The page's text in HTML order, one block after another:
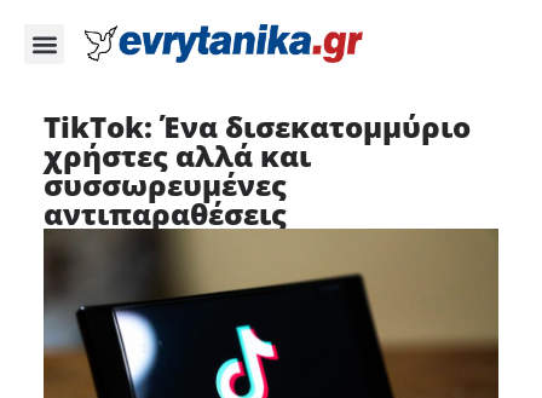
TikTok: Ένα δισεκατομμύριο
χρήστες αλλά και
συσσωρευμένες
αντιπαραθέσεις